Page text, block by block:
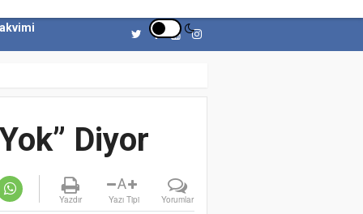
Diyor
Yazdır
A
Yazı Tipi Yorumlar